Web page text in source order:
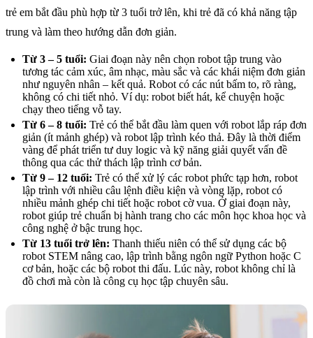
trẻ em bắt đầu phù hợp từ 3 tuổi trở lên, khi trẻ đã có khả năng tập
trung và làm theo hướng dẫn đơn giản.
Từ 3 – 5 tuổi: Giai đoạn này nên chọn robot tập trung vào
tương tác cảm xúc, âm nhạc, màu sắc và các khái niệm đơn giản
như nguyên nhân – kết quả. Robot có các nút bấm to, rõ ràng,
không có chi tiết nhỏ. Ví dụ: robot biết hát, kể chuyện hoặc
chạy theo tiếng vỗ tay.
Từ 6 – 8 tuổi: Trẻ có thể bắt đầu làm quen với robot lắp ráp đơn
giản (ít mảnh ghép) và robot lập trình kéo thả. Đây là thời điểm
vàng để phát triển tư duy logic và kỹ năng giải quyết vấn đề
thông qua các thử thách lập trình cơ bản.
Từ 9 – 12 tuổi: Trẻ có thể xử lý các robot phức tạp hơn, robot
lập trình với nhiều câu lệnh điều kiện và vòng lặp, robot có
nhiều mảnh ghép chi tiết hoặc robot cờ vua. Ở giai đoạn này,
robot giúp trẻ chuẩn bị hành trang cho các môn học khoa học và
công nghệ ở bậc trung học.
Từ 13 tuổi trở lên: Thanh thiếu niên có thể sử dụng các bộ
robot STEM nâng cao, lập trình bằng ngôn ngữ Python hoặc C
cơ bản, hoặc các bộ robot thi đấu. Lúc này, robot không chỉ là
đồ chơi mà còn là công cụ học tập chuyên sâu.